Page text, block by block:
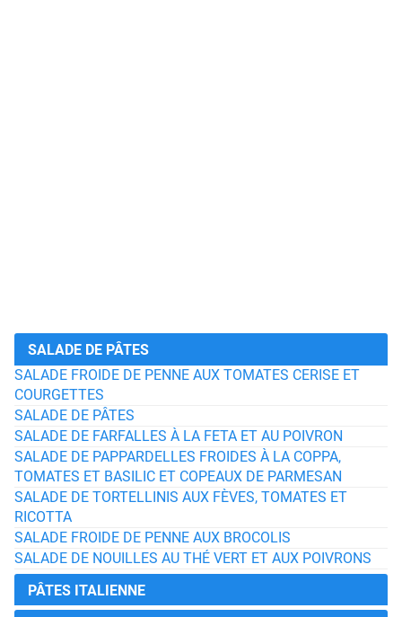
SALADE DE PÂTES
SALADE FROIDE DE PENNE AUX TOMATES CERISE ET
COURGETTES
SALADE DE PÂTES
SALADE DE FARFALLES À LA FETA ET AU POIVRON
SALADE DE PAPPARDELLES FROIDES À LA COPPA,
TOMATES ET BASILIC ET COPEAUX DE PARMESAN
SALADE DE TORTELLINIS AUX FÈVES, TOMATES ET
RICOTTA
SALADE FROIDE DE PENNE AUX BROCOLIS
SALADE DE NOUILLES AU THÉ VERT ET AUX POIVRONS
PÂTES ITALIENNE